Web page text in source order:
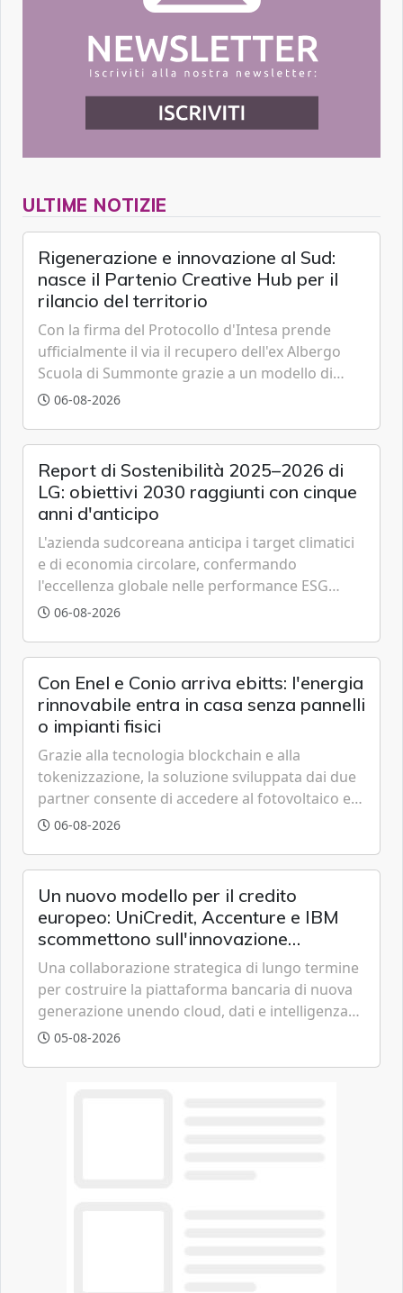
ULTIME NOTIZIE
Rigenerazione e innovazione al Sud:
nasce il Partenio Creative Hub per il
rilancio del territorio
Con la firma del Protocollo d'Intesa prende
ufficialmente il via il recupero dell'ex Albergo
Scuola di Summonte grazie a un modello di
partenariato pubblico-privato e a una rete di
06-08-2026
Report di Sostenibilità 2025–2026 di
LG: obiettivi 2030 raggiunti con cinque
anni d'anticipo
L'azienda sudcoreana anticipa i target climatici
e di economia circolare, confermando
l'eccellenza globale nelle performance ESG
grazie a innovazione, accessibilità e governance
06-08-2026
Con Enel e Conio arriva ebitts: l'energia
rinnovabile entra in casa senza pannelli
o impianti fisici
Grazie alla tecnologia blockchain e alla
tokenizzazione, la soluzione sviluppata dai due
partner consente di accedere al fotovoltaico e
all'eolico ottenendo risparmi diretti in bolletta,
06-08-2026
Un nuovo modello per il credito
europeo: UniCredit, Accenture e IBM
scommettono sull'innovazione
tecnologica
Una collaborazione strategica di lungo termine
per costruire la piattaforma bancaria di nuova
generazione unendo cloud, dati e intelligenza
artificiale.
05-08-2026